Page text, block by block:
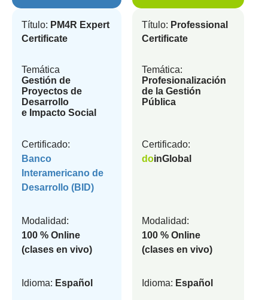
Título: PM4R Expert
Certificate
Título: Professional
Certificate
Temática
Gestión de
Proyectos de
Desarrollo
e Impacto Social
Temática:
Profesionalización
de la Gestión
Pública
Certificado:
Banco
Interamericano de
Desarrollo (BID)
Certificado:
doinGlobal
Modalidad:
100 % Online
(clases en vivo)
Modalidad:
100 % Online
(clases en vivo)
Idioma: Español Idioma: Español